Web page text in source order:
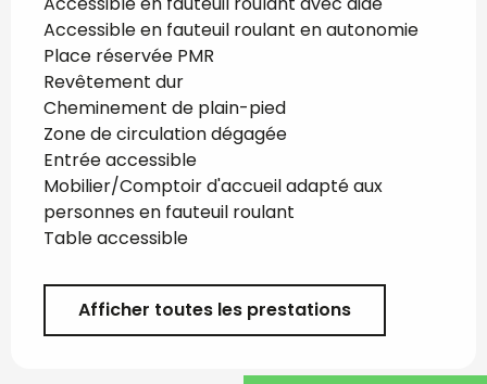
Accessible en fauteuil roulant en autonomie
Place réservée PMR
Revêtement dur
Cheminement de plain-pied
Zone de circulation dégagée
Entrée accessible
Mobilier/Comptoir d'accueil adapté aux
personnes en fauteuil roulant
Table accessible
Afficher toutes les prestations